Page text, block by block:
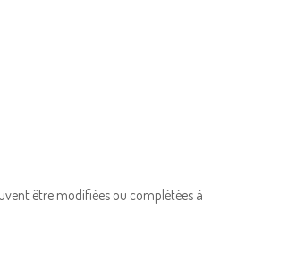
être modifiées ou complétées à